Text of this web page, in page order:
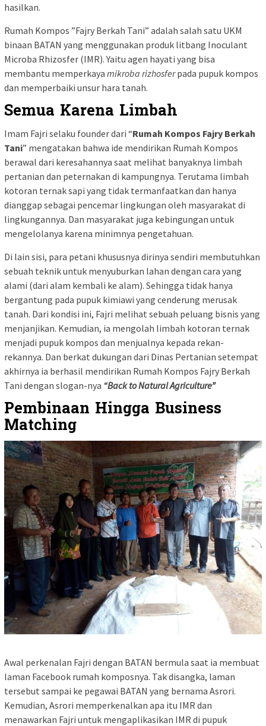
hasilkan.
Rumah Kompos ”Fajry Berkah Tani” adalah salah satu UKM
binaan BATAN yang menggunakan produk litbang Inoculant
Microba Rhizosfer (IMR). Yaitu agen hayati yang bisa
membantu memperkaya mikroba rizhosferpada pupuk kompos
dan memperbaiki unsur hara tanah.
Semua Karena Limbah
Imam Fajri selaku founder dari “Rumah Kompos Fajry Berkah
Tani” mengatakan bahwa ide mendirikan Rumah Kompos
berawal dari keresahannya saat melihat banyaknya limbah
pertanian dan peternakan di kampungnya. Terutama limbah
kotoran ternak sapi yang tidak termanfaatkan dan hanya
dianggap sebagai pencemar lingkungan oleh masyarakat di
lingkungannya. Dan masyarakat juga kebingungan untuk
mengelolanya karena minimnya pengetahuan.
Di lain sisi, para petani khususnya dirinya sendiri membutuhkan
sebuah teknik untuk menyuburkan lahan dengan cara yang
alami (dari alam kembali ke alam). Sehingga tidak hanya
bergantung pada pupuk kimiawi yang cenderung merusak
tanah. Dari kondisi ini, Fajri melihat sebuah peluang bisnis yang
menjanjikan. Kemudian, ia mengolah limbah kotoran ternak
menjadi pupuk kompos dan menjualnya kepada rekan-
rekannya. Dan berkat dukungan dari Dinas Pertanian setempat
akhirnya ia berhasil mendirikan Rumah Kompos Fajry Berkah
Tani dengan slogan-nya “Back to Natural Agriculture”
Pembinaan Hingga Business
Matching
Awal perkenalan Fajri dengan BATAN bermula saat ia membuat
laman Facebook rumah komposnya. Tak disangka, laman
tersebut sampai ke pegawai BATAN yang bernama Asrori.
Kemudian, Asrori memperkenalkan apa itu IMR dan
menawarkan Fajri untuk mengaplikasikan IMR di pupuk